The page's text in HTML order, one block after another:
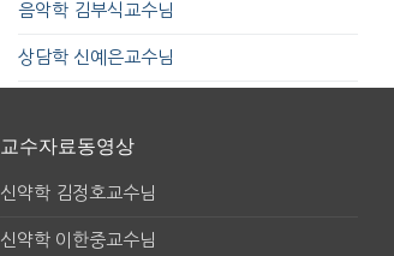
음악학 김부식교수님
상담학 신예은교수님
교수자료동영상
신약학 김정호교수님
신약학 이한중교수님